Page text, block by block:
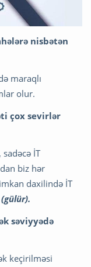
nisbətən
maraqlı
olur.
çox sevirlər
İT
biz hər
daxilində İT
(gülür).
səviyyədə
keçirilməsi